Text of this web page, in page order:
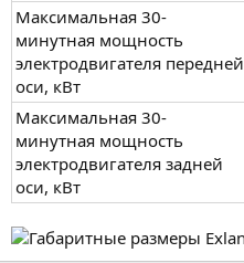
Максимальная 30-
минутная мощность
электродвигателя передней
оси, кВт
Максимальная 30-
минутная мощность
электродвигателя задней
оси, кВт